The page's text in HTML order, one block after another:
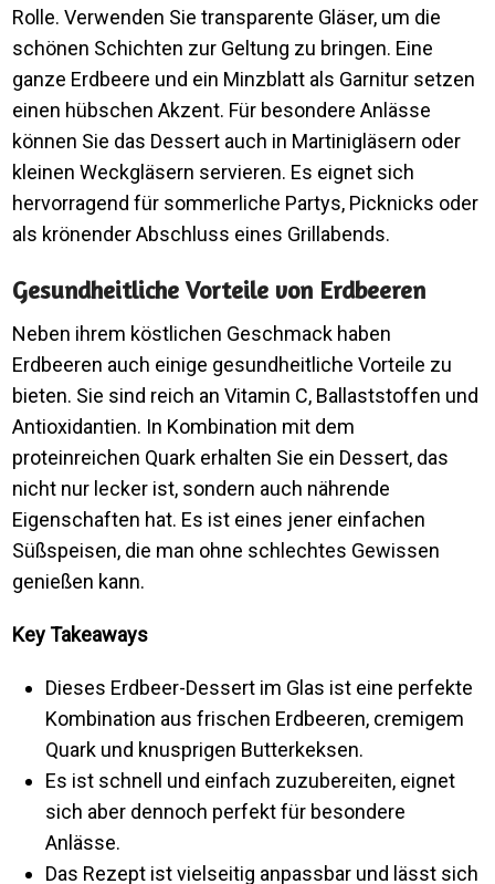
Rolle. Verwenden Sie transparente Gläser, um die
schönen Schichten zur Geltung zu bringen. Eine
ganze Erdbeere und ein Minzblatt als Garnitur setzen
einen hübschen Akzent. Für besondere Anlässe
können Sie das Dessert auch in Martinigläsern oder
kleinen Weckgläsern servieren. Es eignet sich
hervorragend für sommerliche Partys, Picknicks oder
als krönender Abschluss eines Grillabends.
Gesundheitliche Vorteile von Erdbeeren
Neben ihrem köstlichen Geschmack haben
Erdbeeren auch einige gesundheitliche Vorteile zu
bieten. Sie sind reich an Vitamin C, Ballaststoffen und
Antioxidantien. In Kombination mit dem
proteinreichen Quark erhalten Sie ein Dessert, das
nicht nur lecker ist, sondern auch nährende
Eigenschaften hat. Es ist eines jener einfachen
Süßspeisen, die man ohne schlechtes Gewissen
genießen kann.
Key Takeaways
Dieses Erdbeer-Dessert im Glas ist eine perfekte
Kombination aus frischen Erdbeeren, cremigem
Quark und knusprigen Butterkeksen.
Es ist schnell und einfach zuzubereiten, eignet
sich aber dennoch perfekt für besondere
Anlässe.
Das Rezept ist vielseitig anpassbar und lässt sich